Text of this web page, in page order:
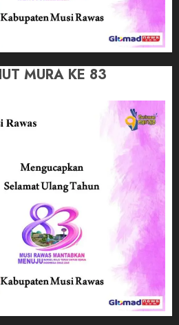
MURA KE 83